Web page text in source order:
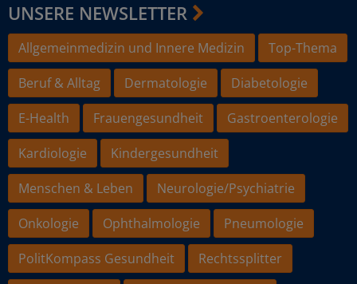
UNSERE NEWSLETTER
Allgemeinmedizin und Innere Medizin
Top-Thema
Beruf & Alltag
Dermatologie
Diabetologie
E-Health
Frauengesundheit
Gastroenterologie
Kardiologie
Kindergesundheit
Menschen & Leben
Neurologie/Psychiatrie
Onkologie
Ophthalmologie
Pneumologie
PolitKompass Gesundheit
Rechtssplitter